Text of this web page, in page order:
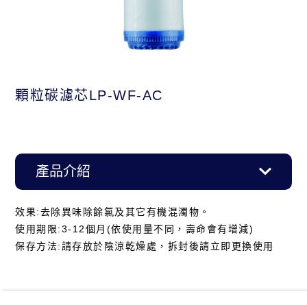
顆粒碳濾芯LP-WF-AC
產品介紹
效果:去除異味除餘氯及其它有機混濁物。
使用期限:3-12個月 (依使用量不同，壽命會有增減)
保存方法:請存放於陰涼乾燥處，拆封後請立即更換使用